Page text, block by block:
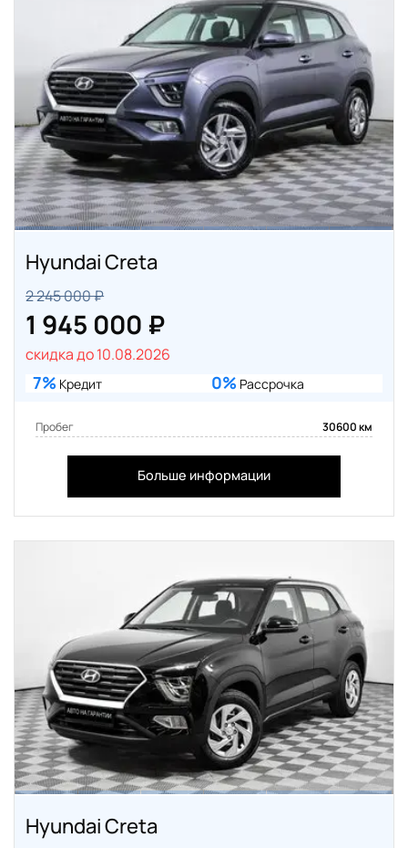
Hyundai Creta
2 245 000 ₽
1 945 000 ₽
скидка до 10.08.2026
7% Кредит 0% Рассрочка
Пробег 30600 км
Больше информации
Hyundai Creta